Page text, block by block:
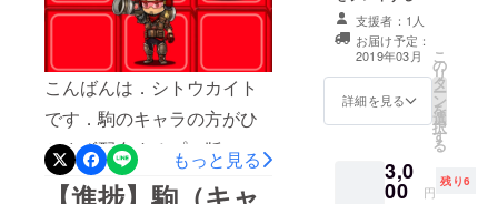
インのブラッシュアップと
プロモーションを行なって
いきます．年内くらいには
本リリースできればいいな
あという見通しです．簡単
な文面となりますが，何卒
に完成しているのですが，
キャラを差し替えたりデザ
インを整えながら機能を追
加すべきと思い修正してい
ます．具体的に，テスト版
の人口を鑑みると，誰かが
こんばんは．シトウカイト
です．駒のキャラの方がひ
とまず配布するプレ版の分
は出揃ったので，現在プロ
もっと見る
【進捗】駒（キャ
発，サイエ
ンスカフェ
のマスター
などをして
います．
は難しそうだけ
れどモチベー
ションに対して
支援をしてくだ
さる方へ、感謝
のメッセージを
支援者：1人
お届け予定：
2019年03月
詳細を見る
こ
の
リ
タ
ー
ン
を
選
択
す
る
3,0
00 円
残り6